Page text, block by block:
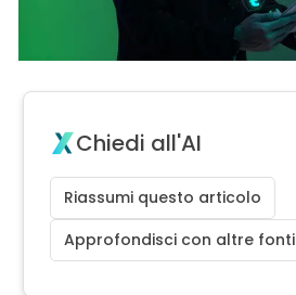
Chiedi all'AI
Riassumi questo articolo
Approfondisci con altre fonti